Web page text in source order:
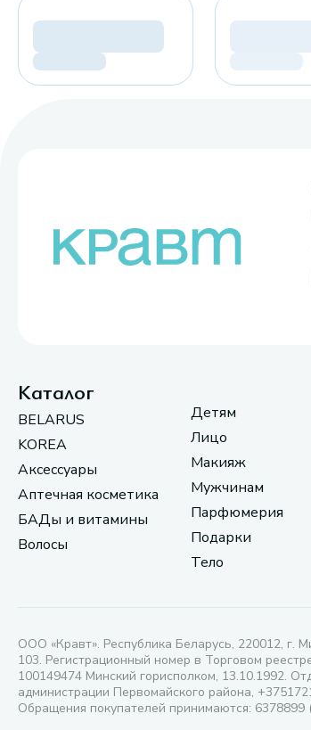
Каталог
BELARUS
KOREA
Аксессуары
Аптечная косметика
БАДы и витамины
Волосы
Детям
Лицо
Макияж
Мужчинам
Парфюмерия
Подарки
Тело
ООО «Кравт». Республика Беларусь, 220012, г.
103. Регистрационный номер в Торговом
100149474 Минский горисполком, 13.10.1992.
администрации Первомайского района,
Обращения покупателей принимаются: